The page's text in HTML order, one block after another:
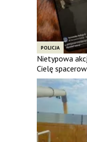
POLICJA
Nietypowa
Cielę